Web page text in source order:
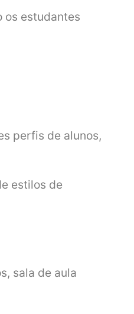
os estudantes
perfis de alunos,
estilos de
sala de aula